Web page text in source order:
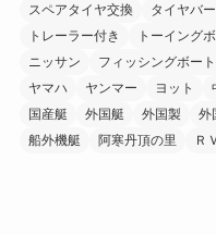
スペアタイヤ交換
タイヤバ
トレーラー付き
トーイング
ニッサン
フィッシングボート
ヤマハ
ヤンマー ヨット
国産艇
外国艇 外国製 外
船外機艇
阿寒丹頂の里 Ｒ